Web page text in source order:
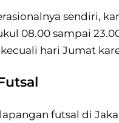
sendiri,
08.00 sampai
hari Jumat
futsal di